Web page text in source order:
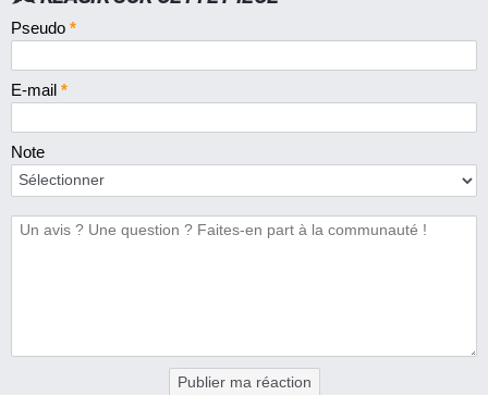
Pseudo *
E-mail *
Note
Publier ma réaction